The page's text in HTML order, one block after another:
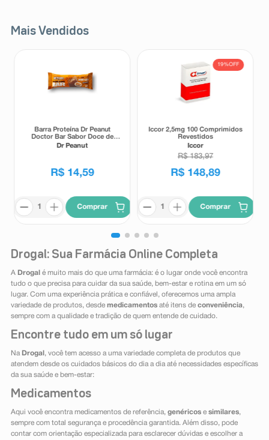
Mais Vendidos
Barra Proteína Dr Peanut
Doctor Bar Sabor Doce de
Leite 62g
Dr Peanut
R$ 14,59
Comprar
19%OFF
Iccor 2,5mg 100 Comprimidos
Revestidos
Iccor
R$ 183,97
R$ 148,89
Comprar
Drogal: Sua Farmácia Online Completa
A Drogal é muito mais do que uma farmácia: é o lugar onde você encontra
tudo o que precisa para cuidar da sua saúde, bem-estar e rotina em um só
lugar. Com uma experiência prática e confiável, oferecemos uma ampla
variedade de produtos, desde medicamentosaté itens de conveniência,
sempre com a qualidade e tradição de quem entende de cuidado.
Encontre tudo em um só lugar
Na Drogal , você tem acesso a uma variedade completa de produtos que
atendem desde os cuidados básicos do dia a dia até necessidades específicas
da sua saúde e bem-estar:
Medicamentos
Aqui você encontra medicamentos de referência, genéricose similares,
sempre com total segurança e procedência garantida. Além disso, pode
contar com orientação especializada para esclarecer dúvidas e escolher a